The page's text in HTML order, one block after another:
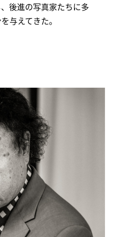
後進の写真家たちに多
与えてきた。